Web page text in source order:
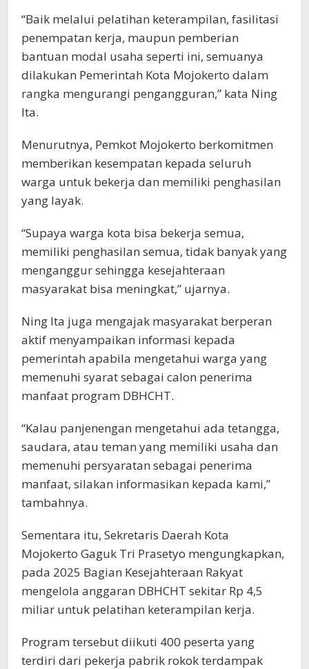
“Baik melalui pelatihan keterampilan, fasilitasi
penempatan kerja, maupun pemberian
bantuan modal usaha seperti ini, semuanya
dilakukan Pemerintah Kota Mojokerto dalam
rangka mengurangi pengangguran,” kata Ning
Ita.
Menurutnya, Pemkot Mojokerto berkomitmen
memberikan kesempatan kepada seluruh
warga untuk bekerja dan memiliki penghasilan
yang layak.
“Supaya warga kota bisa bekerja semua,
memiliki penghasilan semua, tidak banyak yang
menganggur sehingga kesejahteraan
masyarakat bisa meningkat,” ujarnya.
Ning Ita juga mengajak masyarakat berperan
aktif menyampaikan informasi kepada
pemerintah apabila mengetahui warga yang
memenuhi syarat sebagai calon penerima
manfaat program DBHCHT.
“Kalau panjenengan mengetahui ada tetangga,
saudara, atau teman yang memiliki usaha dan
memenuhi persyaratan sebagai penerima
manfaat, silakan informasikan kepada kami,”
tambahnya.
Sementara itu, Sekretaris Daerah Kota
Mojokerto Gaguk Tri Prasetyo mengungkapkan,
pada 2025 Bagian Kesejahteraan Rakyat
mengelola anggaran DBHCHT sekitar Rp 4,5
miliar untuk pelatihan keterampilan kerja.
Program tersebut diikuti 400 peserta yang
terdiri dari pekerja pabrik rokok terdampak